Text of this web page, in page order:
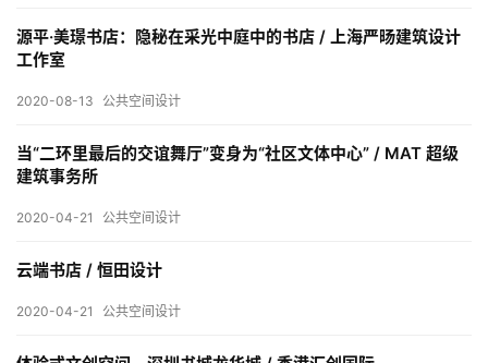
城
与
观
筑
教
源平·美璟书店：隐秘在采光中庭中的书店 / 上海严旸建筑设计
工作室
2020-08-13 公共空间设计
当“二环里最后的交谊舞厅”变身为“社区文体中心” / MAT 超级
建筑事务所
2020-04-21 公共空间设计
云端书店 / 恒田设计
2020-04-21 公共空间设计